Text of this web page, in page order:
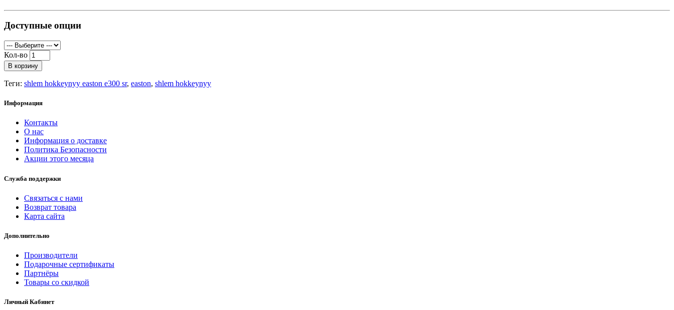
Доступные опции
Кол-во
В корзину
Теги: shlem hokkeynyy easton e300 sr, easton, shlem hokkeynyy
Информация
Контакты
О нас
Информация о доставке
Политика Безопасности
Акции этого месяца
Служба поддержки
Связаться с нами
Возврат товара
Карта сайта
Дополнительно
Производители
Подарочные сертификаты
Партнёры
Товары со скидкой
Личный Кабинет